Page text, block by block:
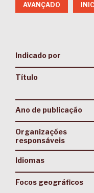
AVANÇADO
Indicado por
Título
Ano de publicação
Organizações
responsáveis
Idiomas
Focos geográficos